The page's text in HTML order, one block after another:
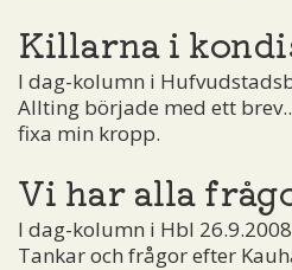
Killarna i
I dag-kolumn i
Allting började med ett
fixa min kropp.
Vi har alla
I dag-kolumn i Hbl 26.9.2008
Tankar och frågor efter